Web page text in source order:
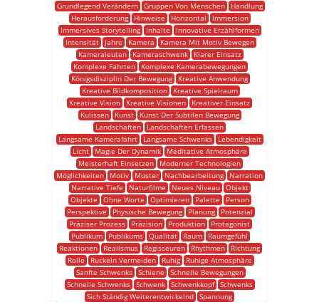
Grundlegend Verändern
Gruppen Von Menschen
Handlung
Herausforderung
Hinweise Horizontal
Immersion
Immersives Storytelling
Inhalte
Innovative Erzählformen
Intensität
Jahre Kamera
Kamera Mit Motiv Bewegen
Kameraleuten
Kameraschwenk
Klarer Einsatz
Komplexe Fahrten
Komplexe Kamerabewegungen
Königsdisziplin Der Bewegung
Kreative Anwendung
Kreative Bildkomposition
Kreative Spielraum
Kreative Vision
Kreative Visionen
Kreativer Einsatz
Kulissen
Kunst
Kunst Der Subtilen Bewegung
Landschaften
Landschaften Erfassen
Langsame Kamerafahrt
Langsame Schwenks
Lebendigkeit
Licht
Magie Der Dynamik
Meditative Atmosphäre
Meisterhaft Einsetzen
Moderner Technologien
Möglichkeiten
Motiv Muster Nachbearbeitung
Narration
Narrative Tiefe
Naturfilme Neues Niveau
Objekt
Objekte
Ohne Worte Optimieren Palette
Person
Perspektive
Physische Bewegung Planung
Potenzial
Präziser Prozess
Präzision Produktion
Protagonist
Publikum
Publikums Qualität Raum
Raumgefühl
Reaktionen
Realismus Regisseuren Rhythmen
Richtung
Rolle
Ruckeln Vermeiden Ruhig
Ruhige Atmosphäre
Sanfte Schwenks
Schiene
Schnelle Bewegungen
Schnelle Schwenks
Schwenk Schwenkkopf
Schwenks
Sich Ständig Weiterentwickelnd Spannung